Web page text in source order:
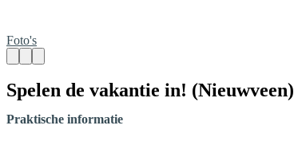
Foto's
Spelen de vakantie in! (Nieuwveen)
Praktische informatie